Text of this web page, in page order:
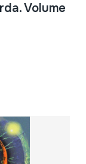
Volume